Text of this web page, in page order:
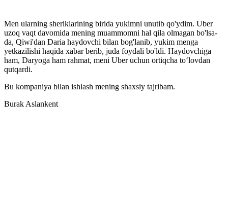
Men ularning sheriklarining birida yukimni unutib qo'ydim. Uber
uzoq vaqt davomida mening muammomni hal qila olmagan bo'lsa-
da, Qiwi'dan Daria haydovchi bilan bog'lanib, yukim menga
yetkazilishi haqida xabar berib, juda foydali bo'ldi. Haydovchiga
ham, Daryoga ham rahmat, meni Uber uchun ortiqcha to‘lovdan
qutqardi.
Bu kompaniya bilan ishlash mening shaxsiy tajribam.
Burak Aslankent